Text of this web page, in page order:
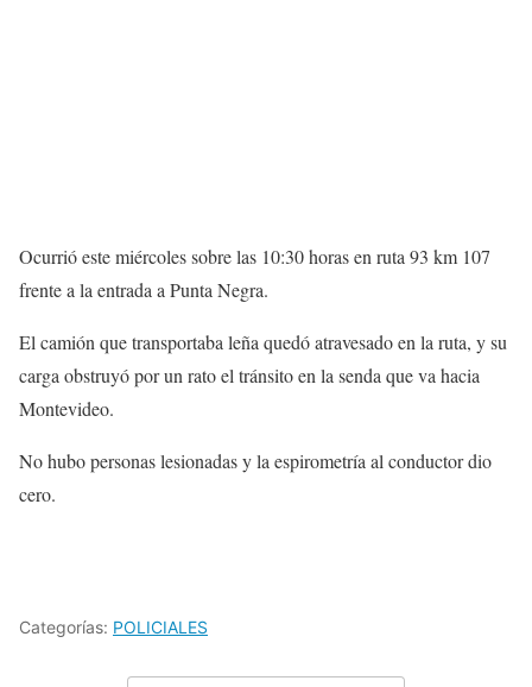
Ocurrió este miércoles sobre las 10:30 horas en ruta 93 km 107
frente a la entrada a Punta Negra.
El camión que transportaba leña quedó atravesado en la ruta, y su
carga obstruyó por un rato el tránsito en la senda que va hacia
Montevideo.
No hubo personas lesionadas y la espirometría al conductor dio
cero.
Categorías: POLICIALES